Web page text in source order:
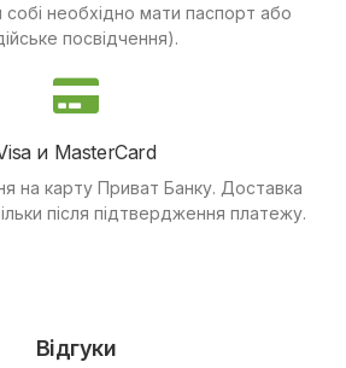
собі необхідно мати паспорт або
посвідчення).
и MasterCard
на карту Приват Банку. Доставка
після підтвердження платежу.
Відгуки